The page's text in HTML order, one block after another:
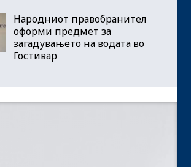
Народниот правобранител
оформи предмет за
загадувањето на водата во
Гостивар